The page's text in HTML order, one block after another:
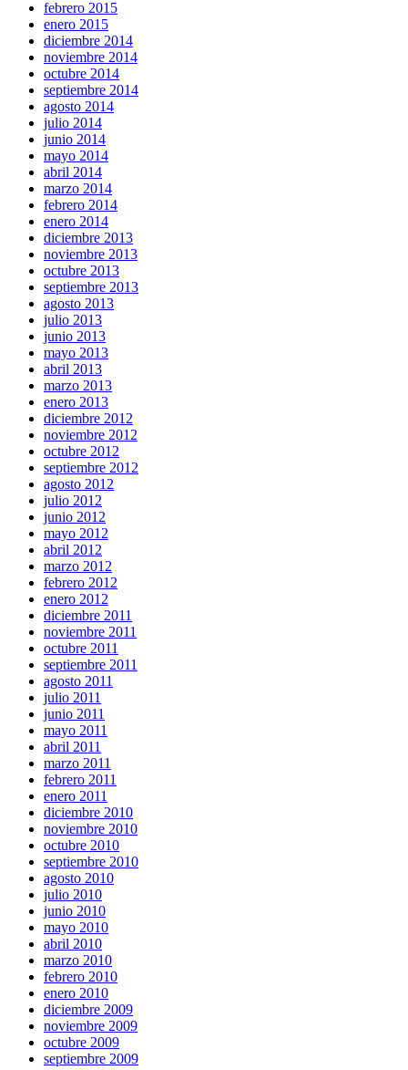
febrero 2015
enero 2015
diciembre 2014
noviembre 2014
octubre 2014
septiembre 2014
agosto 2014
julio 2014
junio 2014
mayo 2014
abril 2014
marzo 2014
febrero 2014
enero 2014
diciembre 2013
noviembre 2013
octubre 2013
septiembre 2013
agosto 2013
julio 2013
junio 2013
mayo 2013
abril 2013
marzo 2013
enero 2013
diciembre 2012
noviembre 2012
octubre 2012
septiembre 2012
agosto 2012
julio 2012
junio 2012
mayo 2012
abril 2012
marzo 2012
febrero 2012
enero 2012
diciembre 2011
noviembre 2011
octubre 2011
septiembre 2011
agosto 2011
julio 2011
junio 2011
mayo 2011
abril 2011
marzo 2011
febrero 2011
enero 2011
diciembre 2010
noviembre 2010
octubre 2010
septiembre 2010
agosto 2010
julio 2010
junio 2010
mayo 2010
abril 2010
marzo 2010
febrero 2010
enero 2010
diciembre 2009
noviembre 2009
octubre 2009
septiembre 2009